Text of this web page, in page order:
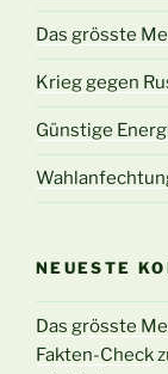
Das grösste
Krieg gegen
Günstige
NEUESTE
Das grösste
Fakten-Check